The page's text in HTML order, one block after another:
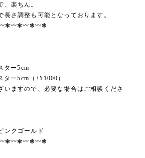
、楽ちん。
長さ調整も可能となっております。
︎❃〰︎❃〰︎❃〰︎❃
ター5cm
ー5cm（+¥1000）
いますので、必要な場合はご相談くださ
ンクゴールド
︎❃〰︎❃〰︎❃〰︎❃